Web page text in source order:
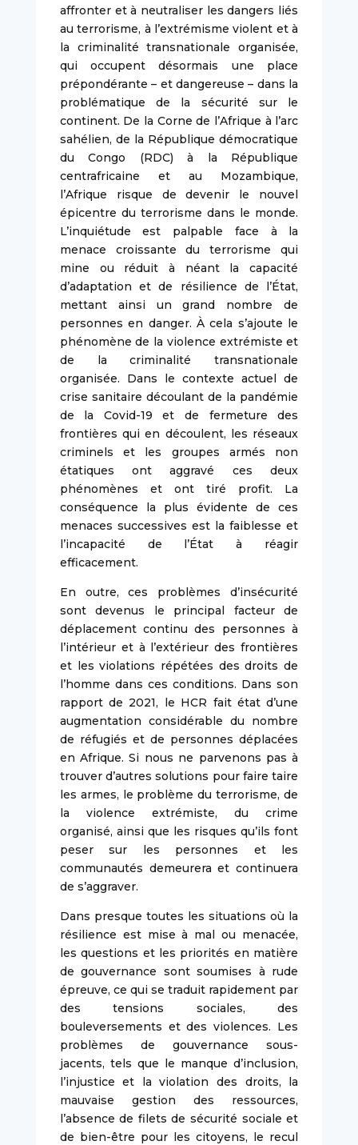
affronter et à neutraliser les dangers liés
au terrorisme, à l’extrémisme violent et à
la criminalité transnationale organisée,
qui occupent désormais une place
prépondérante – et dangereuse – dans la
problématique de la sécurité sur le
continent. De la Corne de l’Afrique à l’arc
sahélien, de la République démocratique
du Congo (RDC) à la République
centrafricaine et au Mozambique,
l’Afrique risque de devenir le nouvel
épicentre du terrorisme dans le monde.
L’inquiétude est palpable face à la
menace croissante du terrorisme qui
mine ou réduit à néant la capacité
d’adaptation et de résilience de l’État,
mettant ainsi un grand nombre de
personnes en danger. À cela s’ajoute le
phénomène de la violence extrémiste et
de la criminalité transnationale
organisée. Dans le contexte actuel de
crise sanitaire découlant de la pandémie
de la Covid-19 et de fermeture des
frontières qui en découlent, les réseaux
criminels et les groupes armés non
étatiques ont aggravé ces deux
phénomènes et ont tiré profit. La
conséquence la plus évidente de ces
menaces successives est la faiblesse et
l’incapacité de l’État à réagir
efficacement.
En outre, ces problèmes d’insécurité
sont devenus le principal facteur de
déplacement continu des personnes à
l’intérieur et à l’extérieur des frontières
et les violations répétées des droits de
l’homme dans ces conditions. Dans son
rapport de 2021, le HCR fait état d’une
augmentation considérable du nombre
de réfugiés et de personnes déplacées
en Afrique. Si nous ne parvenons pas à
trouver d’autres solutions pour faire taire
les armes, le problème du terrorisme, de
la violence extrémiste, du crime
organisé, ainsi que les risques qu’ils font
peser sur les personnes et les
communautés demeurera et continuera
de s’aggraver.
Dans presque toutes les situations où la
résilience est mise à mal ou menacée,
les questions et les priorités en matière
de gouvernance sont soumises à rude
épreuve, ce qui se traduit rapidement par
des tensions sociales, des
bouleversements et des violences. Les
problèmes de gouvernance sous-
jacents, tels que le manque d’inclusion,
l’injustice et la violation des droits, la
mauvaise gestion des ressources,
l’absence de filets de sécurité sociale et
de bien-être pour les citoyens, le recul